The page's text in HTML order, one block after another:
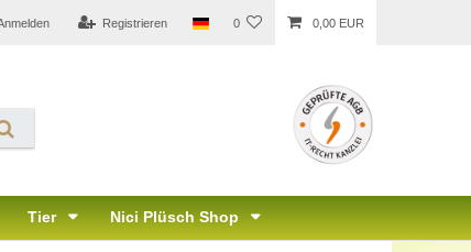
Registrieren 0 0,00 EUR
Tier Nici Plüsch Shop